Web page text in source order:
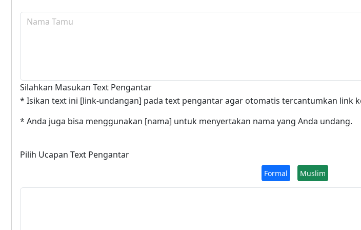
Silahkan Masukan Text Pengantar
* Isikan text ini [link-undangan] pada text pengantar agar otomatis tercantumkan link
* Anda juga bisa menggunakan [nama] untuk menyertakan nama yang Anda undang.
Pilih Ucapan Text Pengantar
Formal Muslim